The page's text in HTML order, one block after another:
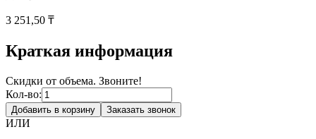
3 251,50 ₸
Краткая информация
Скидки от объема. Звоните!
Кол-во:
Добавить в корзину Заказать звонок
ИЛИ